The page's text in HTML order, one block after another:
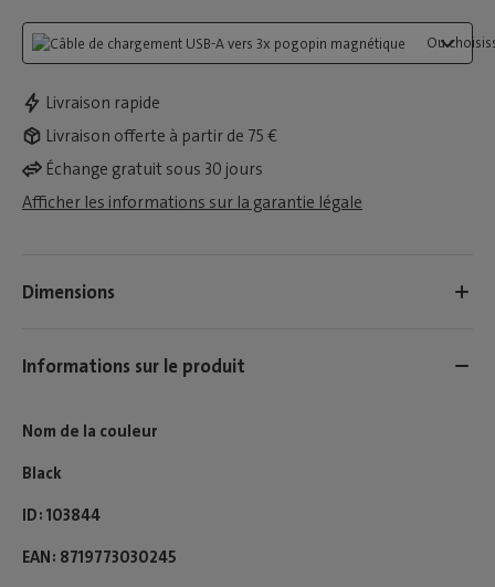
Ou
Livraison rapide
Livraison offerte à partir de 75 €
Échange gratuit sous 30 jours
Afficher les informations sur la garantie légale
Dimensions
Informations sur le produit
Nom de la couleur
Black
ID 103844
EAN 8719773030245